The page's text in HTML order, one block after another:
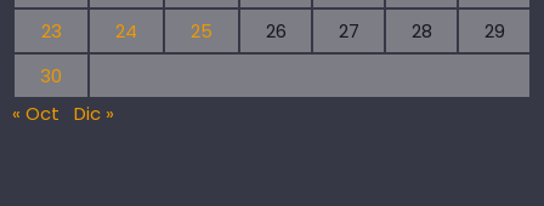
23
24 25 26 27 28
29
30
« Oct
Dic »